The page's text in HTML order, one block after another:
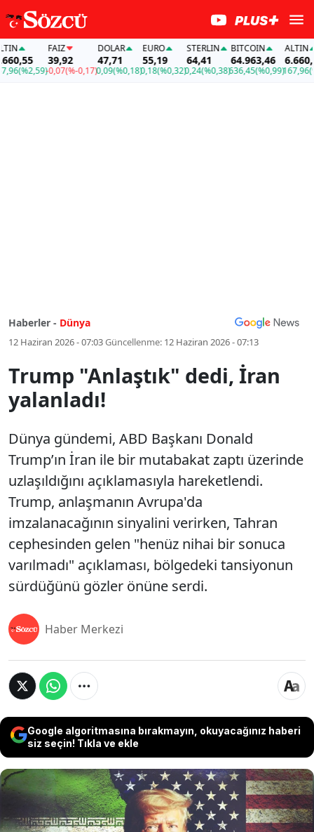
(%2,59)
FAİZ
39,92
-0,07(%-0,17)
DOLAR
47,71
0,09(%0,18)
EURO
55,19
0,18(%0,32)
STERLIN
64,41
0,24(%0,38)
BITCOIN
64.963,46
636,45(%0,99)
ALTIN
6.660,55
167,96
Haberler - Dünya
12 Haziran 2026 - 07:03Güncellenme: 12 Haziran 2026 - 07:13
Trump "Anlaştık" dedi, İran
yalanladı!
Dünya gündemi, ABD Başkanı Donald
Trump’ın İran ile bir mutabakat zaptı üzerinde
uzlaşıldığını açıklamasıyla hareketlendi.
Trump, anlaşmanın Avrupa'da
imzalanacağının sinyalini verirken, Tahran
cephesinden gelen "henüz nihai bir sonuca
varılmadı" açıklaması, bölgedeki tansiyonun
sürdüğünü gözler önüne serdi.
Haber Merkezi
Google algoritmasına bırakmayın, okuyacağınız haberi
siz seçin! Tıkla ve ekle
Dünya gündemi, ABD Başkanı Donald Trump’ın
İran ile bir mutabakat zaptı üzerinde uzlaşıldığını